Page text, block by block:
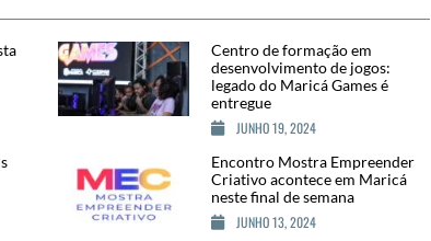
Centro de formação em
desenvolvimento de jogos:
legado do Maricá Games é
entregue
JUNHO 19, 2024
Encontro Mostra Empreender
Criativo acontece em Maricá
neste final de semana
JUNHO 13, 2024